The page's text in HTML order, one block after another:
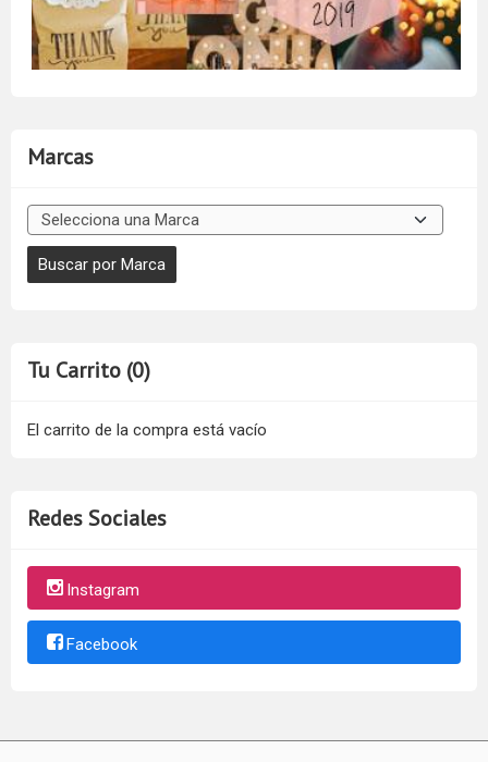
Marcas
Tu Carrito (0)
El carrito de la compra está vacío
Redes Sociales
Instagram
Facebook